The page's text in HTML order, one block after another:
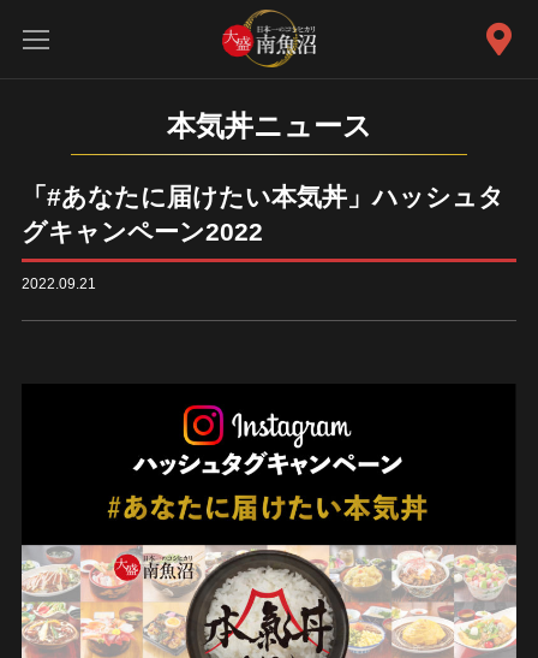
本気丼ニュース
「#あなたに届けたい本気丼」ハッシュタ
グキャンペーン2022
2022.09.21